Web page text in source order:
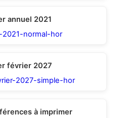
annuel 2021
février 2027
à imprimer